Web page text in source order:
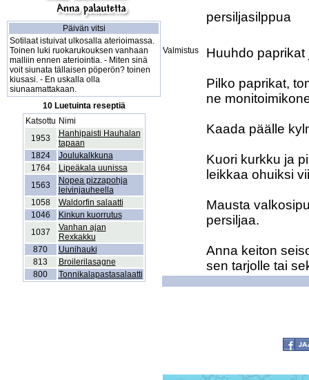
Päivän vitsi
Sotilaat istuivat ulkosalla aterioimassa.
Toinen luki ruokarukouksen vanhaan
malliin ennen ateriointia. - Miten sinä
voit siunata tällaisen pöperön? toinen
kiusasi. - En uskalla olla
siunaamattakaan.
10 Luetuinta reseptiä
Katsottu Nimi
1953
Hanhipaisti Hauhalan
tapaan
1824
Joulukalkkuna
1764
Lipeäkala uunissa
1563
Nopea pizzapohja
leivinjauheella
1058
Waldorfin salaatti
1046
Kinkun kuorrutus
1037
Vanhan ajan
Rexkakku
870
Uunihauki
813
Broilerilasagne
800
Tonnikalapastasalaatti
persiljasilppua
Valmistus Huuhdo
Pilko paprikat,
ne
Kaada päälle
Kuori kurkku ja
leikkaa ohuiksi
Mausta
persiljaa.
Anna keiton